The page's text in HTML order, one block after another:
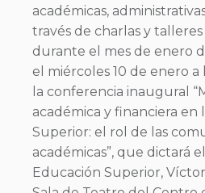
académicas,
través de charlas y
durante el mes de enero
el miércoles 10 de enero a
la conferencia inaugural
académica y financiera en
Superior: el rol de las
académicas”, que dictará
Educación Superior,